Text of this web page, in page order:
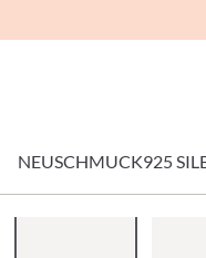
NEUSCHMUCK925